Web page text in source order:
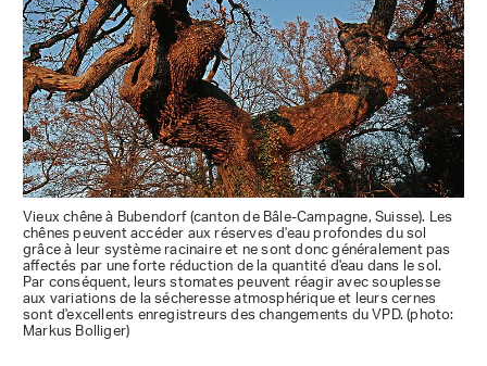
Vieux chêne à Bubendorf (canton de Bâle-Campagne, Suisse). Les
chênes peuvent accéder aux réserves d'eau profondes du sol
grâce à leur système racinaire et ne sont donc généralement pas
affectés par une forte réduction de la quantité d'eau dans le sol.
Par conséquent, leurs stomates peuvent réagir avec souplesse
aux variations de la sécheresse atmosphérique et leurs cernes
sont d'excellents enregistreurs des changements du VPD. (photo:
Markus Bolliger)